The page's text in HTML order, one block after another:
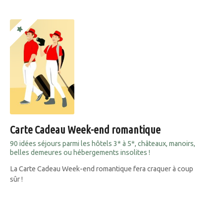
Carte Cadeau Week-end romantique
90 idées séjours parmi les hôtels 3* à 5*, châteaux, manoirs,
belles demeures ou hébergements insolites !
La Carte Cadeau Week-end romantique fera craquer à coup
sûr !